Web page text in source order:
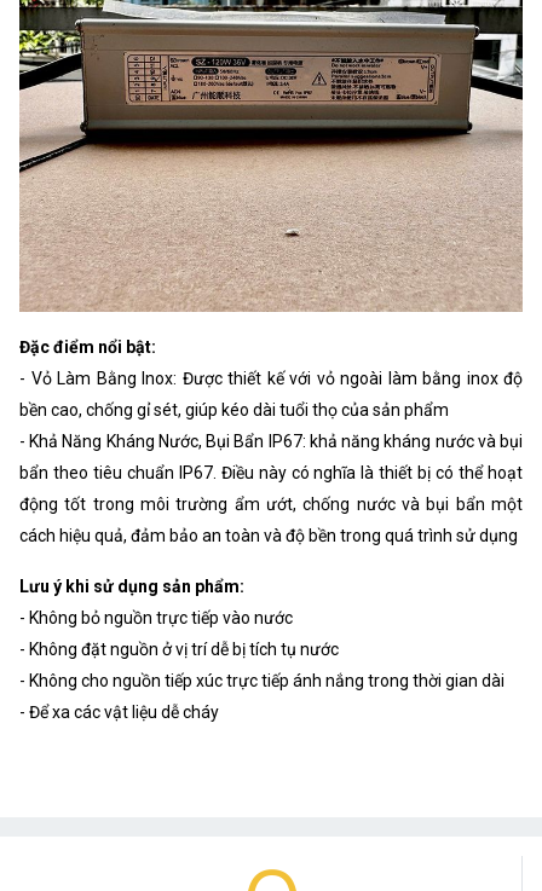
Đặc điểm nổi bật:
- Vỏ Làm Bằng Inox: Được thiết kế với vỏ ngoài làm bằng inox độ
bền cao, chống gỉ sét, giúp kéo dài tuổi thọ của sản phẩm
- Khả Năng Kháng Nước, Bụi Bẩn IP67: khả năng kháng nước và bụi
bẩn theo tiêu chuẩn IP67. Điều này có nghĩa là thiết bị có thể hoạt
động tốt trong môi trường ẩm ướt, chống nước và bụi bẩn một
cách hiệu quả, đảm bảo an toàn và độ bền trong quá trình sử dụng
Lưu ý khi sử dụng sản phẩm:
- Không bỏ nguồn trực tiếp vào nước
- Không đặt nguồn ở vị trí dễ bị tích tụ nước
- Không cho nguồn tiếp xúc trực tiếp ánh nắng trong thời gian dài
- Để xa các vật liệu dễ cháy